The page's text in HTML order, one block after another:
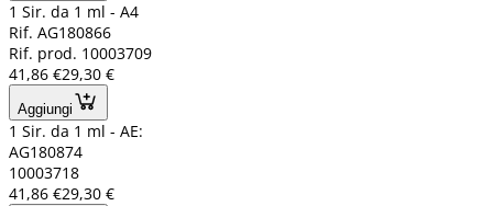
1 Sir. da 1 ml - A4
Rif. AG180866
Rif. prod. 10003709
41,86 €29,30 €
Aggiungi
1 Sir. da 1 ml - AE:
AG180874
10003718
41,86 €29,30 €